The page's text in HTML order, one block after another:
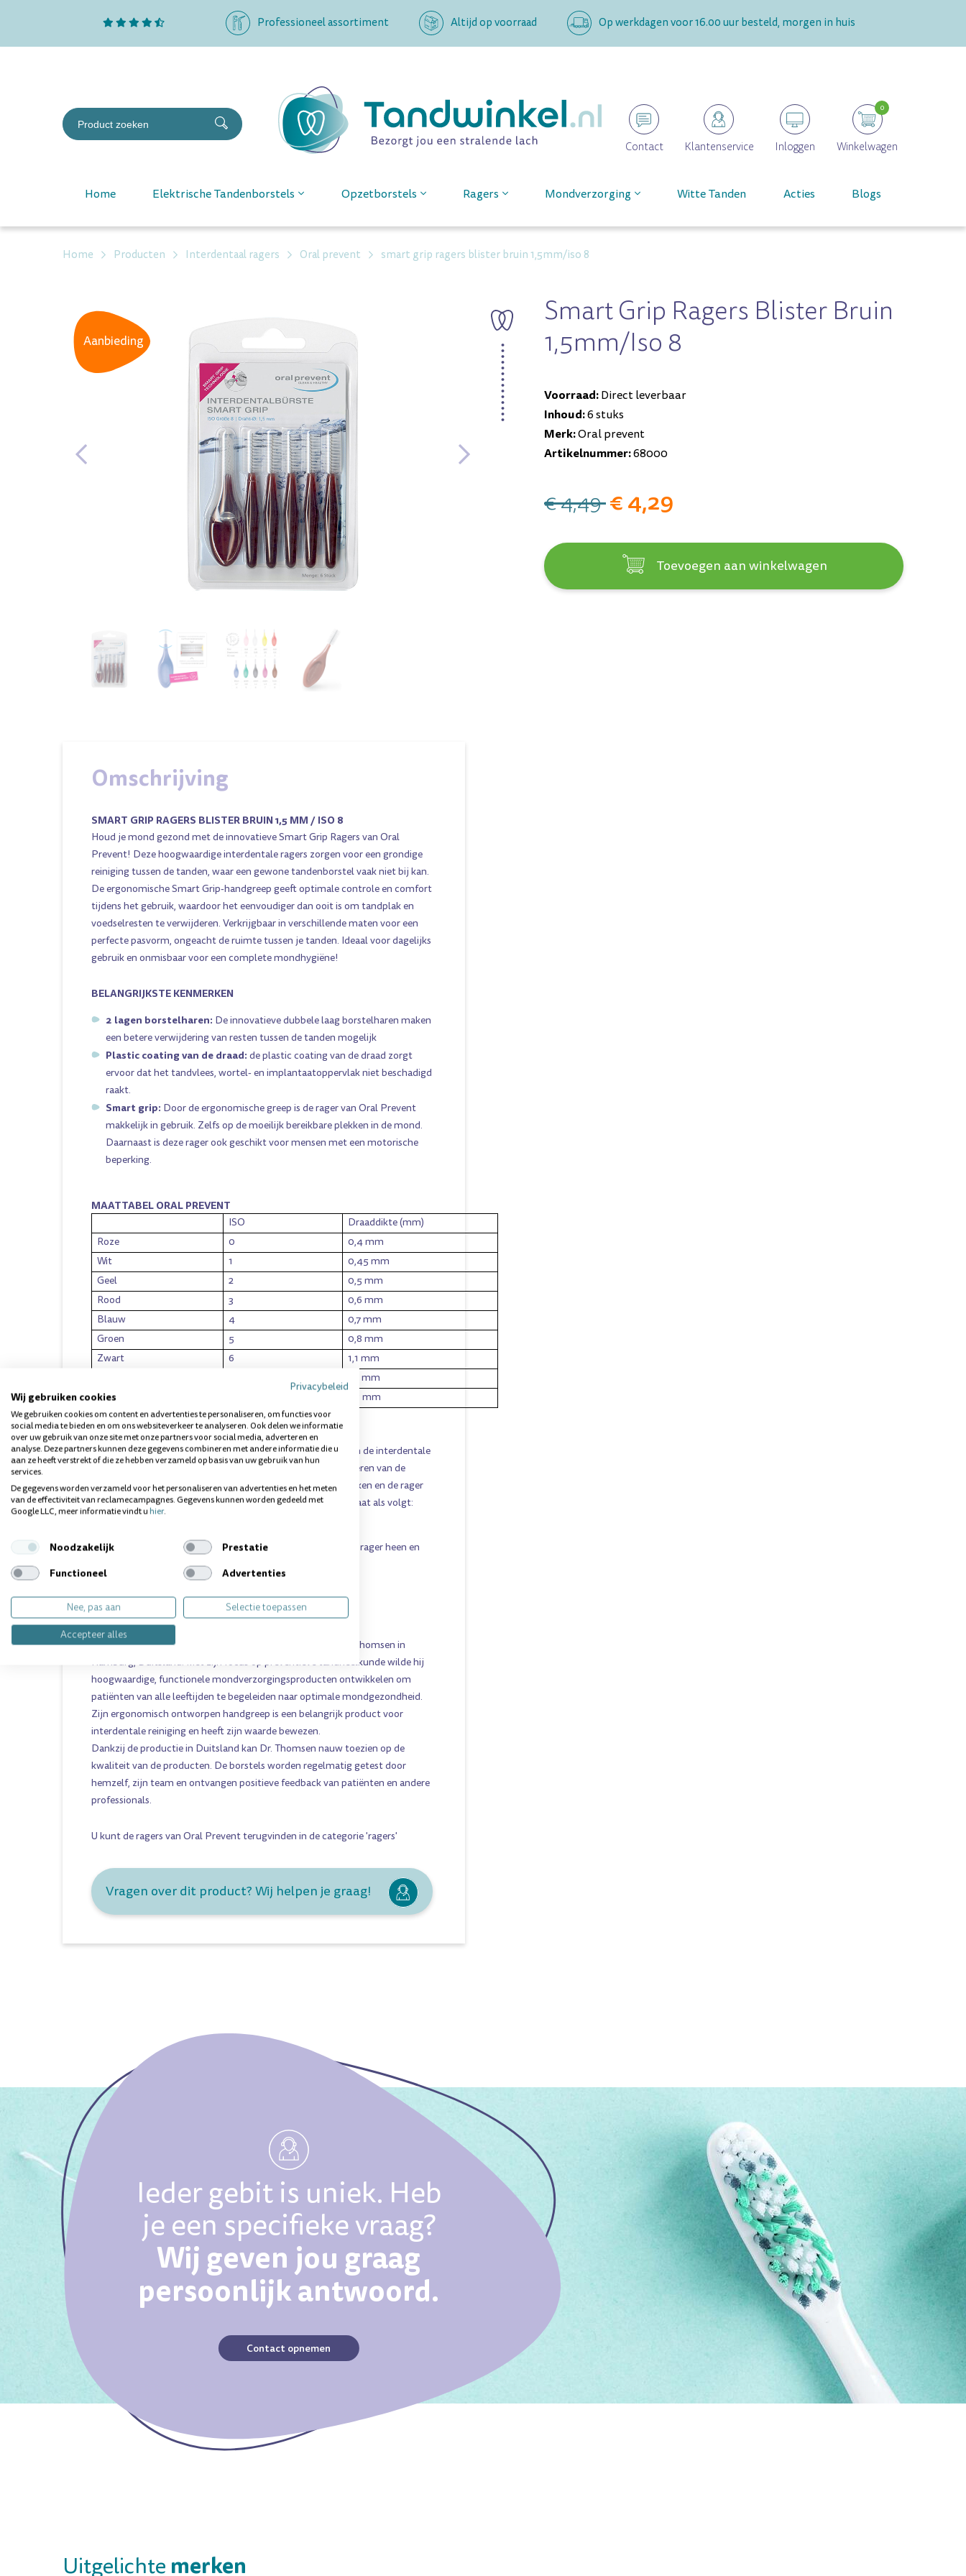
Professioneel assortiment Altijd op voorraad Op werkdagen voor 16.00 uur besteld, morgen in huis
Contact Klantenservice Inloggen Winkelwagen
0
Home Elektrische Tandenborstels Opzetborstels Ragers Mondverzorging Witte Tanden Acties Blogs
Home Producten Interdentaal ragers Oral prevent smart grip ragers blister bruin 1,5mm/iso 8
Aanbieding
Smart Grip Ragers Blister Bruin
1,5mm/iso 8
Voorraad:Direct leverbaar
Inhoud:6 stuks
Merk:Oral prevent
Artikelnummer:68000
€ 4,49€ 4,29
Toevoegen aan winkelwagen
Omschrijving
SMART GRIP RAGERS BLISTER BRUIN 1,5 MM / ISO 8
Houd je mond gezond met de innovatieve Smart Grip Ragers van Oral
Prevent! Deze hoogwaardige interdentale ragers zorgen voor een grondige
reiniging tussen de tanden, waar een gewone tandenborstel vaak niet bij kan.
De ergonomische Smart Grip-handgreep geeft optimale controle en comfort
tijdens het gebruik, waardoor het eenvoudiger dan ooit is om tandplak en
voedselresten te verwijderen. Verkrijgbaar in verschillende maten voor een
perfecte pasvorm, ongeacht de ruimte tussen je tanden. Ideaal voor dagelijks
gebruik en onmisbaar voor een complete mondhygiëne!
BELANGRIJKSTE KENMERKEN
2 lagen borstelharen: De innovatieve dubbele laag borstelharen maken
een betere verwijdering van resten tussen de tanden mogelijk
Plastic coating van de draad: de plastic coating van de draad zorgt
ervoor dat het tandvlees, wortel- en implantaatoppervlak niet beschadigd
raakt.
Smart grip: Door de ergonomische greep is de rager van Oral Prevent
makkelijk in gebruik. Zelfs op de moeilijk bereikbare plekken in de mond.
Daarnaast is deze rager ook geschikt voor mensen met een motorische
beperking.
MAATTABEL ORAL PREVENT
ISO
Draaddikte (mm)
Roze
0
0,4 mm
Wit
1
0,45 mm
Geel
2
0,5 mm
Rood
3
0,6 mm
Blauw
4
0,7 mm
Groen
5
0,8 mm
Zwart
6
1,1 mm
1,3 mm
Bruin
1,5 mm
HOE GEBRUIK JE DE ORAL PREVENT RAGERS
De ragers van Oral Prevent geven je eenvoudige toegang van de interdentale
ruimte bij de kiezen zonder het borsteltje te buigen. Het rageren van de
voorste tanden doet u door de rager tussen de tanden te steken en de rager
zacht heen en weer te bewegen. Het rageren van de kiezen gaat als volgt:
Trek de wang iets naar achter met de greep en beweeg de rager heen en
weer tussen de tand
OVER ORAL PREVENT
Oral Prevent werd in 1990 opgericht door tandarts Dr. Jens Thomsen in
Hamburg, Duitsland. Met zijn focus op preventieve tandheelkunde wilde hij
hoogwaardige, functionele mondverzorgingsproducten ontwikkelen om
patiënten van alle leeftijden te begeleiden naar optimale mondgezondheid.
Zijn ergonomisch ontworpen handgreep is een belangrijk product voor
interdentale reiniging en heeft zijn waarde bewezen.
Dankzij de productie in Duitsland kan Dr. Thomsen nauw toezien op de
kwaliteit van de producten. De borstels worden regelmatig getest door
hemzelf, zijn team en ontvangen positieve feedback van patiënten en andere
professionals.
U kunt de ragers van Oral Prevent terugvinden in de categorie 'ragers'
Vragen over dit product? Wij helpen je graag!
Ieder gebit is uniek. Heb
je een specifieke vraag?
Wij geven jou graag
persoonlijk antwoord.
Contact opnemen
Uitgelichte merken
Privacybeleid
Wij gebruiken cookies
We gebruiken cookies om content en advertenties te personaliseren, om functies voor
social media te bieden en om ons websiteverkeer te analyseren. Ook delen we informatie
over uw gebruik van onze site met onze partners voor social media, adverteren en
analyse. Deze partners kunnen deze gegevens combineren met andere informatie die u
aan ze heeft verstrekt of die ze hebben verzameld op basis van uw gebruik van hun
services.
De gegevens worden verzameld voor het personaliseren van advertenties en het meten
van de effectiviteit van reclamecampagnes. Gegevens kunnen worden gedeeld met
Google LLC, meer informatie vindt uhier.
Noodzakelijk
Prestatie
Functioneel
Advertenties
Nee, pas aan
Selectie toepassen
Accepteer alles